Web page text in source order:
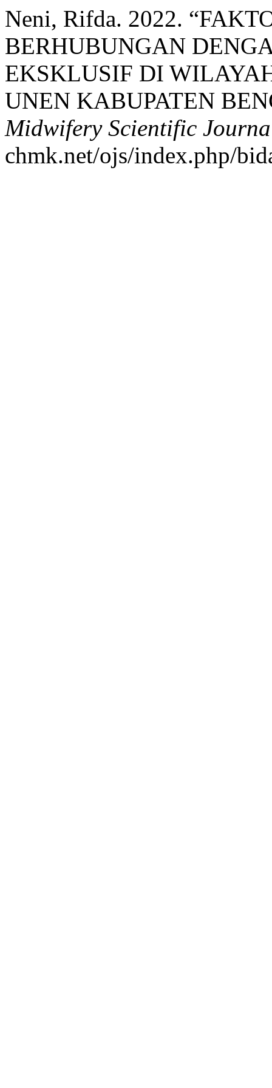
Neni, Rifda. 2022.
BERHUBUNGAN
EKSKLUSIF DI
UNEN KABUPATEN
Midwifery Scientific
chmk.net/ojs/index.php/